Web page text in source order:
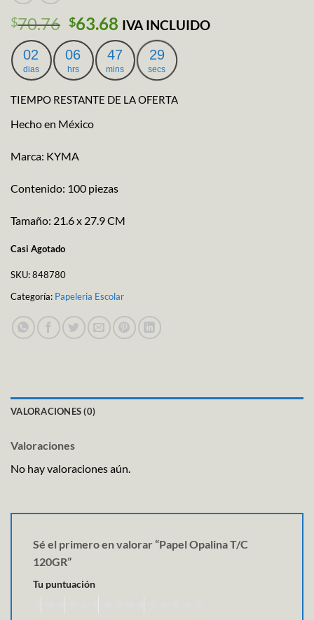
$70.76 El
precio
original
era:
$63.68 El
precio
actual
es:
IVA INCLUIDO
02
dias
06
hrs
47
mins
29
secs
TIEMPO RESTANTE DE LA OFERTA
Hecho en México
Marca: KYMA
Contenido: 100 piezas
Tamaño: 21.6 x 27.9 CM
Casi Agotado
SKU:848780
Categoría: Papeleria Escolar
VALORACIONES (0)
Valoraciones
No hay valoraciones aún.
Sé el primero en valorar “Papel Opalina T/C
120GR”
Tu puntuación